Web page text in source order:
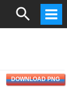
Search
DOWNLOAD PNG